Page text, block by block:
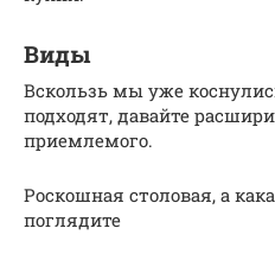
Виды
Вскользь мы уже
подходят, давайте
приемлемого.
Роскошная столовая, а
поглядите